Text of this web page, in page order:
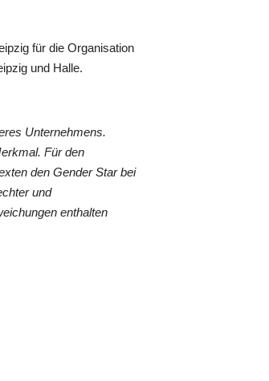
für die Organisation
und Halle.
Unternehmens.
Für den
den Gender Star bei
und
enthalten